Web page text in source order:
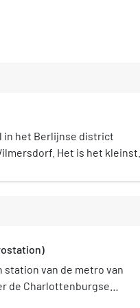
in het Berlijnse district
Het is het kleinste
eind 19de eeuw
station van de metro van
de Charlottenburgse